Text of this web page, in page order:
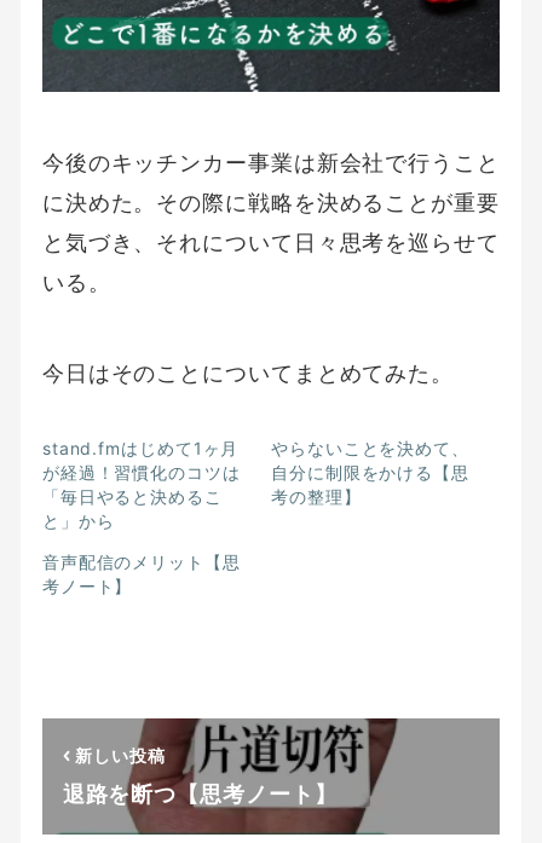
今後のキッチンカー事業は新会社で行うこと
に決めた。その際に戦略を決めることが重要
と気づき、それについて日々思考を巡らせて
いる。
今日はそのことについてまとめてみた。
stand.fmはじめて1ヶ月
が経過！習慣化のコツは
「毎日やると決めるこ
と」から
やらないことを決めて、
自分に制限をかける【思
考の整理】
音声配信のメリット【思
考ノート】
新しい投稿
退路を断つ【思考ノート】